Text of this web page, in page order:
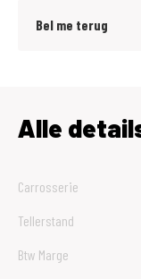
Bel me terug
Alle
Carrosserie
Tellerstand
Btw Marge